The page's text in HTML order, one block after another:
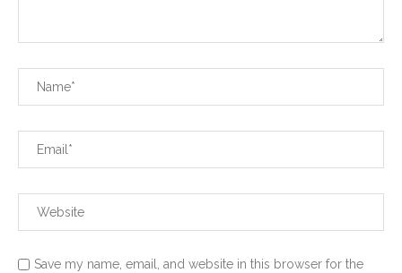
Save my name, email, and website in this browser for the